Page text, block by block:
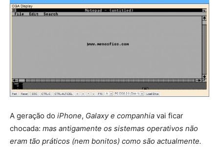
A geração do iPhone, Galaxy e companhia vai ficar
chocada: mas antigamente os sistemas operativos não
eram tão práticos (nem bonitos) como são actualmente.